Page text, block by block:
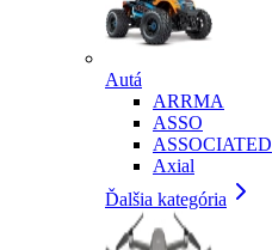
Autá
ARRMA
ASSO
ASSOCIATED
Axial
Ďalšia kategória